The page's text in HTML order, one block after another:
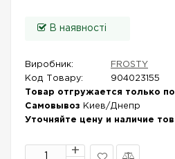
В наявності
Виробник:
FROSTY
Код Товару:
904023155
Товар отгружается только
Самовывоз Киев/Днепр
Уточняйте цену и наличие